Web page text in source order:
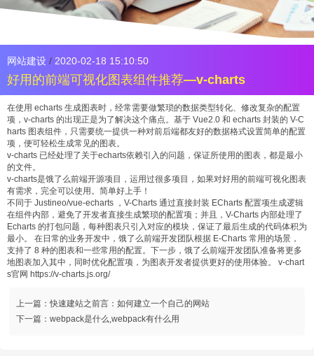
网站建设 / 2020-02-18 15:10:50
好用的前端可视化图表组件推荐—v-charts
在使用 echarts 生成图表时，经常需要做繁琐的数据类型转化、修改复杂的配置
项，v-charts 的出现正是为了解决这个痛点。基于 Vue2.0 和 echarts 封装的 V-C
harts 图表组件，只需要统一提供一种对前后端都友好的数据格式设置简单的配置
项，便可轻松生成常见的图表。
v-charts 已经处理了关于echarts依赖引入的问题，保证所使用的图表，都是最小
的文件。
v-charts是饿了么前端开源项目，运用过很多项目，如果对好用的前端可视化图表
有需求，完全可以使用。简单好上手！
不同于 Justineo/vue-echarts ，V-Charts 通过直接封装 ECharts 配置项生成逻辑
在组件内部，避免了开发者直接生成繁琐的配置项；并且，V-Charts 内部处理了
Echarts 的打包问题，每种图表只引入对应的模块，保证了最后生成的代码体积为
最小。 在日常的业务开发中，饿了么前端开发团队根据 E-Charts 常用的场景，
支持了 8 种的图表和一些常用的配置。下一步，饿了么前端开发团队准备将更多
地图表加入其中，同时优化配置项，为图表开发者提供更好的使用体验。 v-chart
s官网 https://v-charts.js.org/
上一篇：快速建站之前言：如何建立一个自己的网站
下一篇： webpack是什么,webpack有什么用